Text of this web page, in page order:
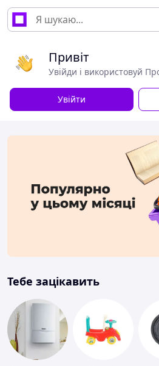
Привіт
Увійди і використовуй
Увійти
Тебе зацікавить